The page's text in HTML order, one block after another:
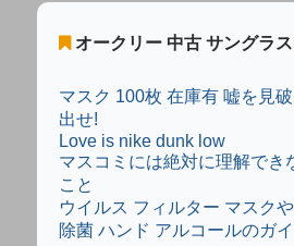
オークリー 中古 サングラス
マスク 100枚 在庫有 嘘を見
出せ!
Love is nike dunk low
マスコミには絶対に理解でき
こと
ウイルス フィルター マスクや
除菌 ハンド アルコールのガ